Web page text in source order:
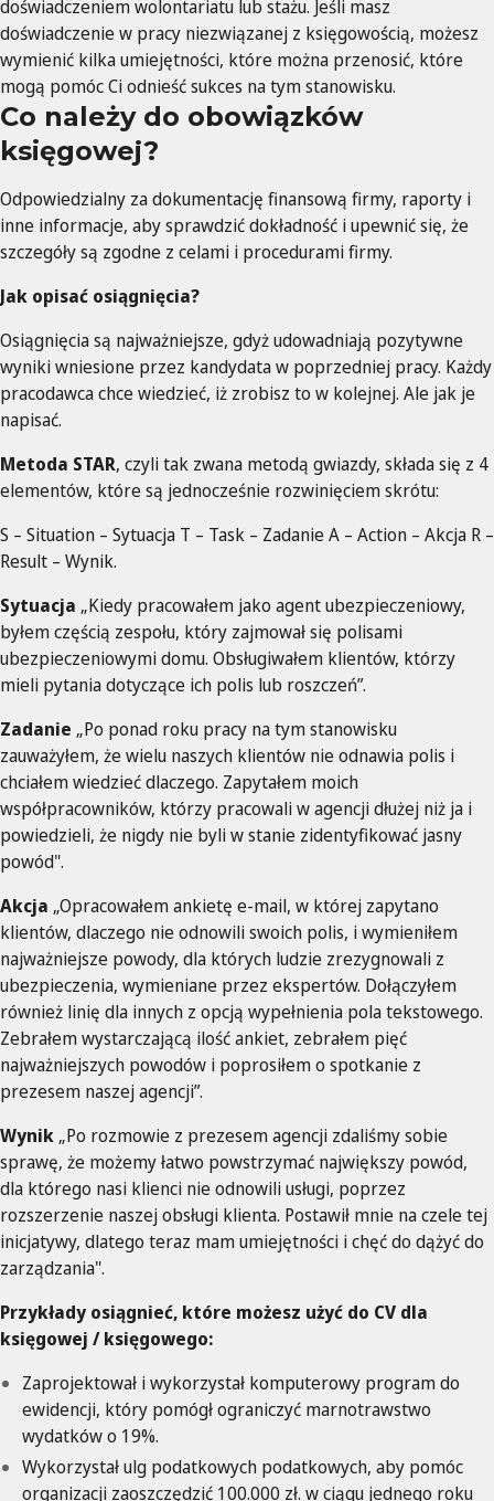
doświadczeniem wolontariatu lub stażu. Jeśli masz
doświadczenie w pracy niezwiązanej z księgowością, możesz
wymienić kilka umiejętności, które można przenosić, które
mogą pomóc Ci odnieść sukces na tym stanowisku.
Co należy do obowiązków
księgowej?
Odpowiedzialny za dokumentację finansową firmy, raporty i
inne informacje, aby sprawdzić dokładność i upewnić się, że
szczegóły są zgodne z celami i procedurami firmy.
Jak opisać osiągnięcia?
Osiągnięcia są najważniejsze, gdyż udowadniają pozytywne
wyniki wniesione przez kandydata w poprzedniej pracy. Każdy
pracodawca chce wiedzieć, iż zrobisz to w kolejnej. Ale jak je
napisać.
Metoda STAR, czyli tak zwana metodą gwiazdy, składa się z 4
elementów, które są jednocześnie rozwinięciem skrótu:
S – Situation – Sytuacja T – Task – Zadanie A – Action – Akcja R –
Result – Wynik.
Sytuacja „Kiedy pracowałem jako agent ubezpieczeniowy,
byłem częścią zespołu, który zajmował się polisami
ubezpieczeniowymi domu. Obsługiwałem klientów, którzy
mieli pytania dotyczące ich polis lub roszczeń”.
Zadanie „Po ponad roku pracy na tym stanowisku
zauważyłem, że wielu naszych klientów nie odnawia polis i
chciałem wiedzieć dlaczego. Zapytałem moich
współpracowników, którzy pracowali w agencji dłużej niż ja i
powiedzieli, że nigdy nie byli w stanie zidentyfikować jasny
powód".
Akcja „Opracowałem ankietę e-mail, w której zapytano
klientów, dlaczego nie odnowili swoich polis, i wymieniłem
najważniejsze powody, dla których ludzie zrezygnowali z
ubezpieczenia, wymieniane przez ekspertów. Dołączyłem
również linię dla innych z opcją wypełnienia pola tekstowego.
Zebrałem wystarczającą ilość ankiet, zebrałem pięć
najważniejszych powodów i poprosiłem o spotkanie z
prezesem naszej agencji”.
Wynik „Po rozmowie z prezesem agencji zdaliśmy sobie
sprawę, że możemy łatwo powstrzymać największy powód,
dla którego nasi klienci nie odnowili usługi, poprzez
rozszerzenie naszej obsługi klienta. Postawił mnie na czele tej
inicjatywy, dlatego teraz mam umiejętności i chęć do dążyć do
zarządzania".
Przykłady osiągnieć, które możesz użyć do CV dla
księgowej / księgowego:
Zaprojektował i wykorzystał komputerowy program do
ewidencji, który pomógł ograniczyć marnotrawstwo
wydatków o 19%.
Wykorzystał ulg podatkowych podatkowych, aby pomóc
organizacji zaoszczędzić 100.000 zł. w ciągu jednego roku